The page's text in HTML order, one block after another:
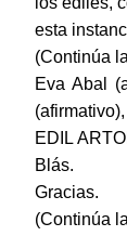
esta
(Continúa
Eva Abal
EDIL
Blás.
Gracias.
(Continúa